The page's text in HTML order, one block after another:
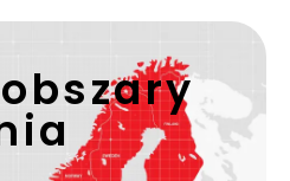
obszary